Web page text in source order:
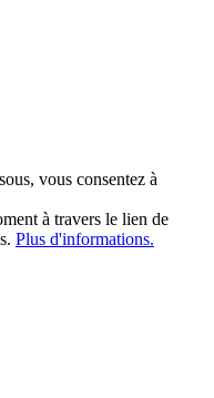
vous consentez à
à travers le lien de
Plus d'informations.